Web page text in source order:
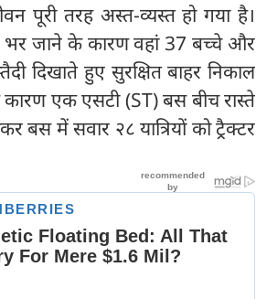
पूरी तरह अस्त-व्यस्त हो गया है।
भर जाने के कारण वहां 37 बच्चे और
दिखाते हुए सुरक्षित बाहर निकाल
एक एसटी (ST) बस बीच रास्ते
में सवार २८ यात्रियों को ट्रैक्टर